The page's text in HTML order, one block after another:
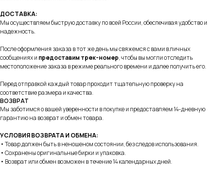
ДОСТАВКА:
Мы осуществляем быструю доставку по всей России, обеспечивая удобство и
надежность.
После оформления заказа в тот же день мы свяжемся с вами в личных
сообщениях и предоставим трек-номер, чтобы вы могли отследить
местоположение заказа в режиме реального времени и далее получить его.
Перед отправкой каждый товар проходит тщательную проверку на
соответствие размера и качества.
ВОЗВРАТ
Мы заботимся о вашей уверенности в покупке и предоставляем 14-дневную
гарантию на возврат и обмен товара.
УСЛОВИЯ ВОЗВРАТА И ОБМЕНА:
• Товар должен быть в неношеном состоянии, без следов использования.
• Сохранены оригинальные бирки и упаковка.
• Возврат или обмен возможен в течение 14 календарных дней.
Для тех, кому удобнее общаться в
+7 995 122 30 95
Телефон службы заботы, 10:00 – 22:00
г. Краснодар, ул. Восточно-
Кругликовская, 18/1
г. Сочи, ул. Навагинская, 7/3